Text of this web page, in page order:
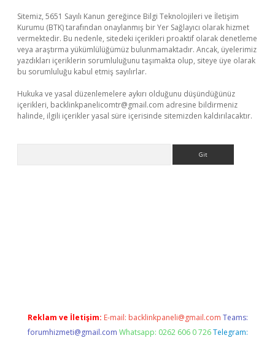
Sitemiz, 5651 Sayılı Kanun gereğince Bilgi Teknolojileri ve İletişim
Kurumu (BTK) tarafından onaylanmış bir Yer Sağlayıcı olarak hizmet
vermektedir. Bu nedenle, sitedeki içerikleri proaktif olarak denetleme
veya araştırma yükümlülüğümüz bulunmamaktadır. Ancak, üyelerimiz
yazdıkları içeriklerin sorumluluğunu taşımakta olup, siteye üye olarak
bu sorumluluğu kabul etmiş sayılırlar.
Hukuka ve yasal düzenlemelere aykırı olduğunu düşündüğünüz
içerikleri, backlinkpanelicomtr@gmail.com adresine bildirmeniz
halinde, ilgili içerikler yasal süre içerisinde sitemizden kaldırılacaktır.
Reklam ve İletişim: E-mail: backlinkpaneli@gmail.com Teams:
forumhizmeti@gmail.com Whatsapp: 0262 606 0 726 Telegram: